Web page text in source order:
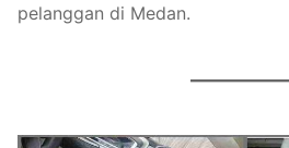
pelanggan di Medan.